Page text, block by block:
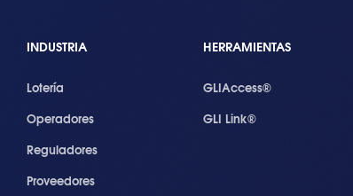
INDUSTRIA
Lotería
Operadores
Reguladores
Proveedores
HERRAMIENTAS
GLIAccess®
GLI Link®